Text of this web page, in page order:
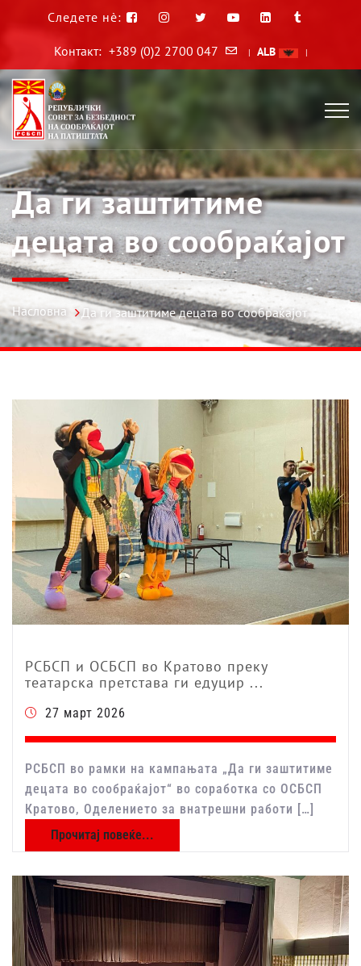
Следете нè:
Контакт: +389 (0)2 2700 047 | ALB |
Да ги заштитиме
децата во сообраќајот
Насловна Да ги заштитиме децата во сообраќајот
РСБСП и ОСБСП во Кратово преку
театарска претстава ги едуцир ...
27 март 2026
РСБСП во рамки на кампањата „Да ги заштитиме
децата во сообраќајот“ во соработка со ОСБСП
Кратово, Оделението за внатрешни работи […]
Прочитај повеќе...